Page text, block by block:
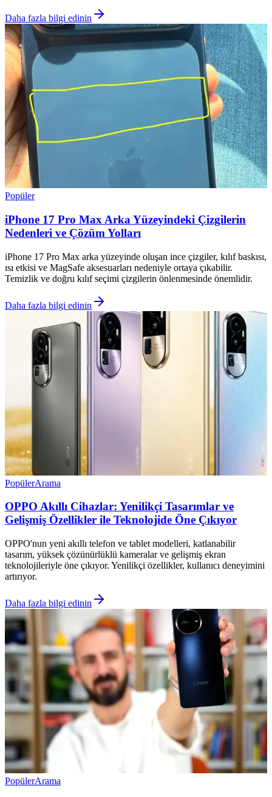
Daha fazla bilgi edinin
Popüler
iPhone 17 Pro Max Arka Yüzeyindeki Çizgilerin
Nedenleri ve Çözüm Yolları
iPhone 17 Pro Max arka yüzeyinde oluşan ince çizgiler, kılıf baskısı,
ısı etkisi ve MagSafe aksesuarları nedeniyle ortaya çıkabilir.
Temizlik ve doğru kılıf seçimi çizgilerin önlenmesinde önemlidir.
Daha fazla bilgi edinin
PopülerArama
OPPO Akıllı Cihazlar: Yenilikçi Tasarımlar ve
Gelişmiş Özellikler ile Teknolojide Öne Çıkıyor
OPPO'nun yeni akıllı telefon ve tablet modelleri, katlanabilir
tasarım, yüksek çözünürlüklü kameralar ve gelişmiş ekran
teknolojileriyle öne çıkıyor. Yenilikçi özellikler, kullanıcı deneyimini
artırıyor.
Daha fazla bilgi edinin
PopülerArama